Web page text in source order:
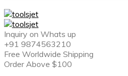
Inquiry on Whats up
+91 9874563210
Free Worldwide Shipping
Order Above $100